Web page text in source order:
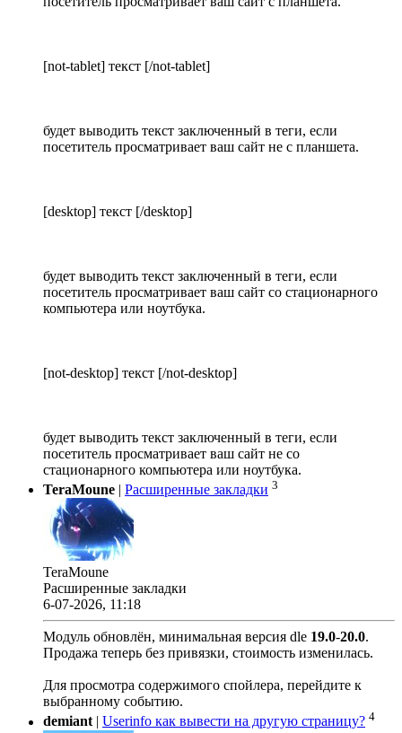
[not-tablet] текст [/not-tablet]
будет выводить текст заключенный в теги, если
посетитель просматривает ваш сайт не с планшета.
[desktop] текст [/desktop]
будет выводить текст заключенный в теги, если
посетитель просматривает ваш сайт со стационарного
компьютера или ноутбука.
[not-desktop] текст [/not-desktop]
будет выводить текст заключенный в теги, если
посетитель просматривает ваш сайт не со
стационарного компьютера или ноутбука.
TeraMoune
Расширенные закладки 3
TeraMoune
Расширенные закладки
6-07-2026, 11:18
Модуль обновлён, минимальная версия dle 19.0-20.0.
Продажа теперь без привязки, стоимость изменилась.
Для просмотра содержимого спойлера, перейдите к
выбранному событию.
demiant| Userinfo как вывести на другую страницу? 4